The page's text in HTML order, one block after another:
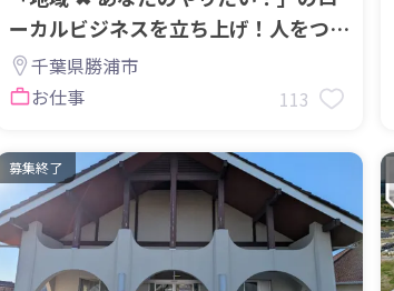
ーカルビジネスを立ち上げ！人をつな
ぐ場、創りませんか？
千葉県勝浦市
お仕事
113
募集終了